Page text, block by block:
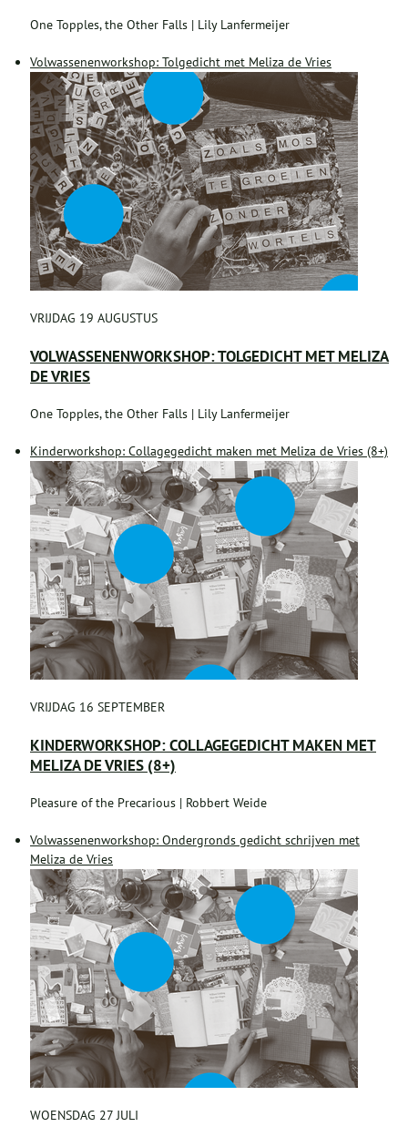
One Topples, the Other Falls | Lily Lanfermeijer
Volwassenenworkshop: Tolgedicht met Meliza de Vries
VRIJDAG 19 AUGUSTUS
VOLWASSENENWORKSHOP: TOLGEDICHT MET MELIZA
DE VRIES
One Topples, the Other Falls | Lily Lanfermeijer
Kinderworkshop: Collagegedicht maken met Meliza de Vries (8+)
VRIJDAG 16 SEPTEMBER
KINDERWORKSHOP: COLLAGEGEDICHT MAKEN MET
MELIZA DE VRIES (8+)
Pleasure of the Precarious | Robbert Weide
Volwassenenworkshop: Ondergronds gedicht schrijven met
Meliza de Vries
WOENSDAG 27 JULI